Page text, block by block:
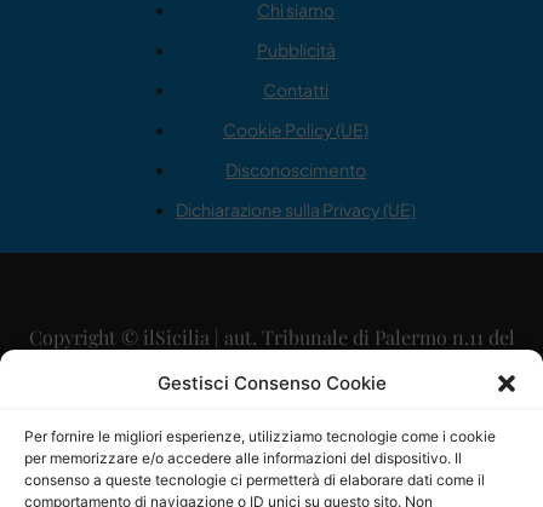
Gestisci Consenso Cookie
Per fornire le migliori esperienze, utilizziamo tecnologie come i cookie
per memorizzare e/o accedere alle informazioni del dispositivo. Il
consenso a queste tecnologie ci permetterà di elaborare dati come il
comportamento di navigazione o ID unici su questo sito. Non
Chi siamo
Pubblicità
Contatti
Cookie Policy (UE)
Disconoscimento
Dichiarazione sulla Privacy (UE)
Copyright © ilSicilia | aut. Tribunale di Palermo n.11 del
29/09/2015
Direttore Editoriale: Maurizio Scaglione